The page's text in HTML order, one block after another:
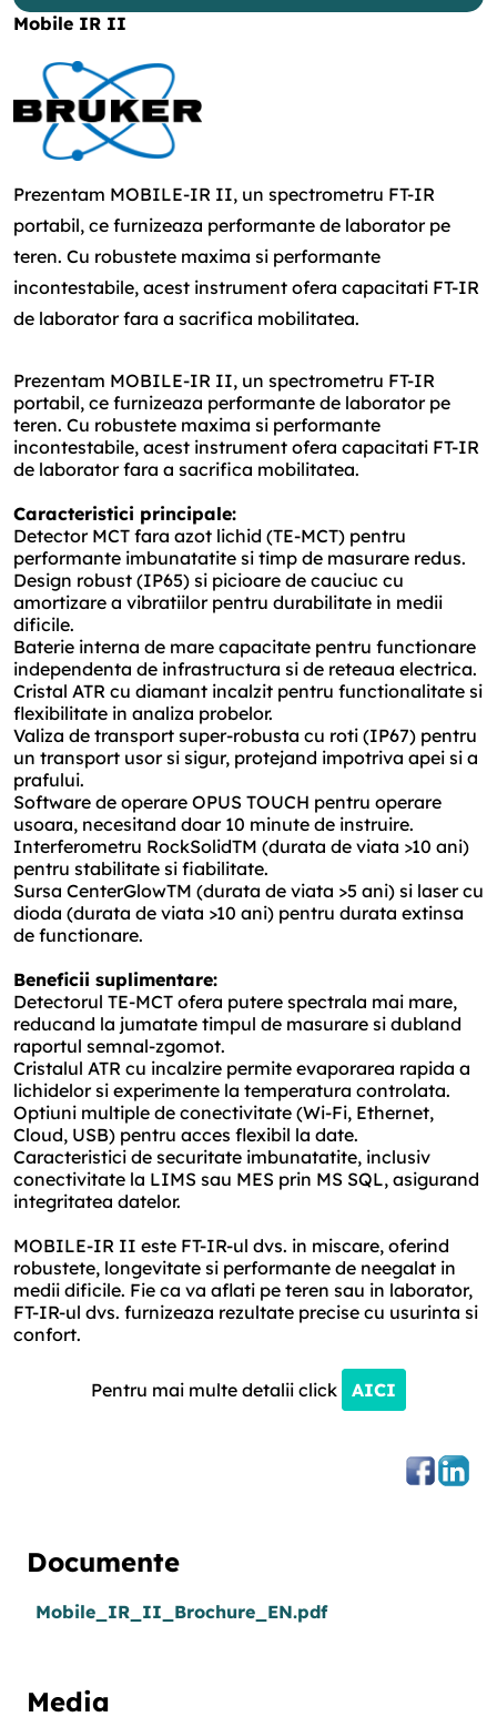
Mobile IR II
Prezentam MOBILE-IR II, un spectrometru FT-IR
portabil, ce furnizeaza performante de laborator pe
teren. Cu robustete maxima si performante
incontestabile, acest instrument ofera capacitati FT-IR
de laborator fara a sacrifica mobilitatea.
Prezentam MOBILE-IR II, un spectrometru FT-IR
portabil, ce furnizeaza performante de laborator pe
teren. Cu robustete maxima si performante
incontestabile, acest instrument ofera capacitati FT-IR
de laborator fara a sacrifica mobilitatea.
Caracteristici principale:
Detector MCT fara azot lichid (TE-MCT) pentru
performante imbunatatite si timp de masurare redus.
Design robust (IP65) si picioare de cauciuc cu
amortizare a vibratiilor pentru durabilitate in medii
dificile.
Baterie interna de mare capacitate pentru functionare
independenta de infrastructura si de reteaua electrica.
Cristal ATR cu diamant incalzit pentru functionalitate si
flexibilitate in analiza probelor.
Valiza de transport super-robusta cu roti (IP67) pentru
un transport usor si sigur, protejand impotriva apei si a
prafului.
Software de operare OPUS TOUCH pentru operare
usoara, necesitand doar 10 minute de instruire.
Interferometru RockSolidTM (durata de viata >10 ani)
pentru stabilitate si fiabilitate.
Sursa CenterGlowTM (durata de viata >5 ani) si laser cu
dioda (durata de viata >10 ani) pentru durata extinsa
de functionare.
Beneficii suplimentare:
Detectorul TE-MCT ofera putere spectrala mai mare,
reducand la jumatate timpul de masurare si dubland
raportul semnal-zgomot.
Cristalul ATR cu incalzire permite evaporarea rapida a
lichidelor si experimente la temperatura controlata.
Optiuni multiple de conectivitate (Wi-Fi, Ethernet,
Cloud, USB) pentru acces flexibil la date.
Caracteristici de securitate imbunatatite, inclusiv
conectivitate la LIMS sau MES prin MS SQL, asigurand
integritatea datelor.
MOBILE-IR II este FT-IR-ul dvs. in miscare, oferind
robustete, longevitate si performante de neegalat in
medii dificile. Fie ca va aflati pe teren sau in laborator,
FT-IR-ul dvs. furnizeaza rezultate precise cu usurinta si
confort.
Pentru mai multe detalii click AICI
Documente
Mobile_IR_II_Brochure_EN.pdf
Media